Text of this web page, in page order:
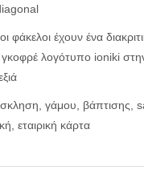
φάκελοι έχουν ένα
γκοφρέ λογότυπο ioniki
γάμου, βάπτισης,
εταιρική κάρτα